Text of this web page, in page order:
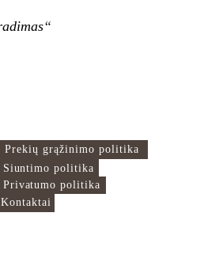
“
Privatumo politika
Prekių grąžinimo politika
Siuntimo politika
Kontaktai